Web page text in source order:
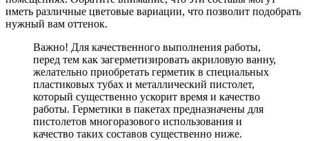
иметь различные цветовые вариации, что позволит подобрать
нужный вам оттенок.
Важно! Для качественного выполнения работы,
перед тем как загерметизировать акриловую ванну,
желательно приобретать герметик в специальных
пластиковых тубах и металлический пистолет,
который существенно ускорит время и качество
работы. Герметики в пакетах предназначены для
пистолетов многоразового использования и
качество таких составов существенно ниже.